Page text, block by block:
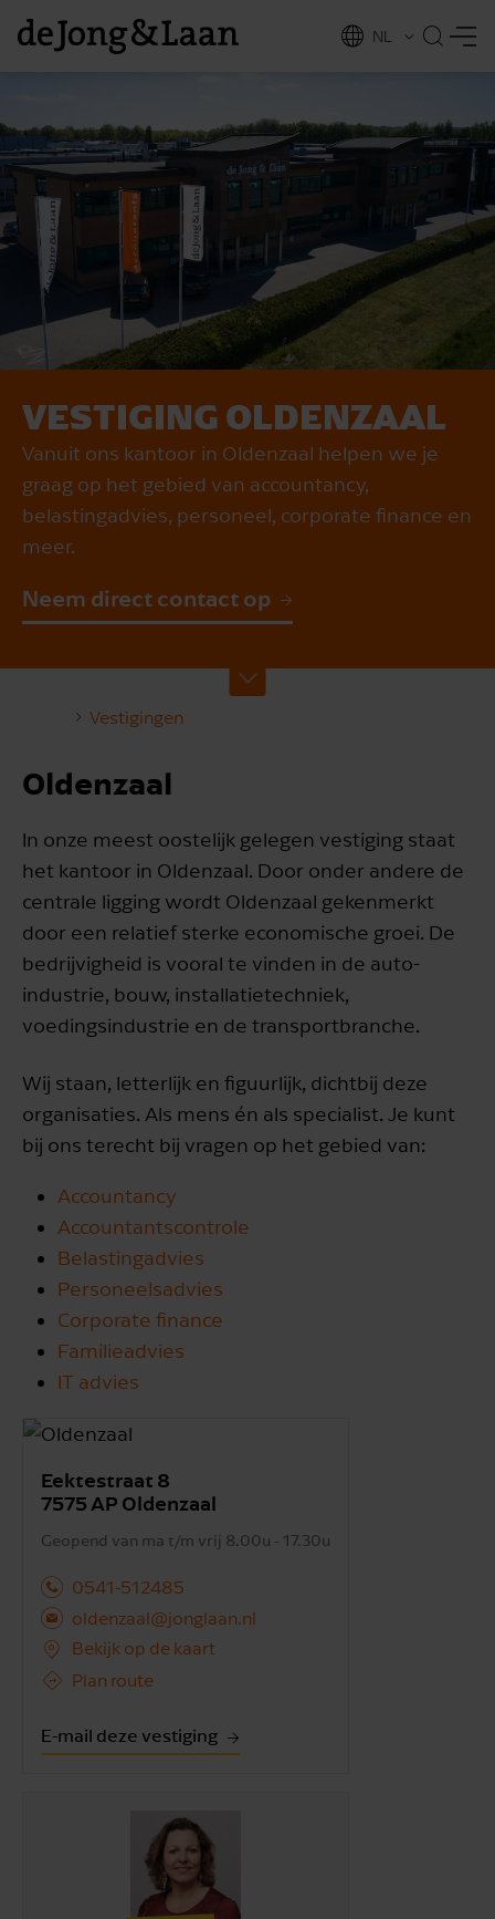
NL
VESTIGING OLDENZAAL
Vanuit ons kantoor in Oldenzaal helpen we je
graag op het gebied van accountancy,
belastingadvies, personeel, corporate finance en
meer.
Neem direct contact op
Vestigingen
Oldenzaal
In onze meest oostelijk gelegen vestiging staat
het kantoor in Oldenzaal. Door onder andere de
centrale ligging wordt Oldenzaal gekenmerkt
door een relatief sterke economische groei. De
bedrijvigheid is vooral te vinden in de auto-
industrie, bouw, installatietechniek,
voedingsindustrie en de transportbranche.
Wij staan, letterlijk en figuurlijk, dichtbij deze
organisaties. Als mens én als specialist. Je kunt
bij ons terecht bij vragen op het gebied van:
Accountancy
Accountantscontrole
Belastingadvies
Personeelsadvies
Corporate finance
Familieadvies
IT advies
Eektestraat 8
7575 AP Oldenzaal
Geopend van ma t/m vrij 8.00u - 17.30u
0541-512485
oldenzaal@jonglaan.nl
Bekijk op de kaart
Plan route
E-mail deze vestiging